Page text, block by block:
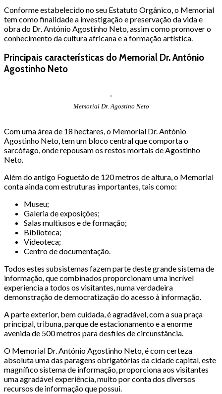
Conforme estabelecido no seu Estatuto Orgânico, o Memorial
tem como finalidade a investigação e preservação da vida e
obra do Dr. António Agostinho Neto, assim como promover o
conhecimento da cultura africana e a formação artística.
Principais características do Memorial Dr. António
Agostinho Neto
Memorial Dr. Agostino Neto
Com uma área de 18 hectares, o Memorial Dr. António
Agostinho Neto, tem um bloco central que comporta o
sarcófago, onde repousam os restos mortais de Agostinho
Neto.
Além do antigo Foguetão de 120 metros de altura, o Memorial
conta ainda com estruturas importantes, tais como:
Museu;
Galeria de exposições;
Salas multiusos e de formação;
Biblioteca;
Videoteca;
Centro de documentação.
Todos estes subsistemas fazem parte deste grande sistema de
informação, que combinados proporcionam uma incrível
experiencia a todos os visitantes, numa verdadeira
demonstração de democratização do acesso à informação.
A parte exterior, bem cuidada, é agradável, com a sua praça
principal, tribuna, parque de estacionamento e a enorme
avenida de 500 metros para desfiles de circunstância.
O Memorial Dr. António Agostinho Neto, é com certeza
absoluta uma das paragens obrigatórias da cidade capital, este
magnífico sistema de informação, proporciona aos visitantes
uma agradável experiência, muito por conta dos diversos
recursos de informação que possui.